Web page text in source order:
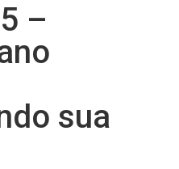
–
sua